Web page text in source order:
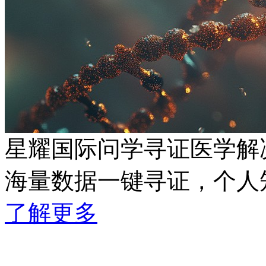
星耀国际问学寻证医学解
海量数据一键寻证，个
了解更多